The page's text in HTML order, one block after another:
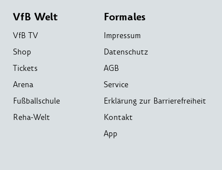
VfB Welt
VfB TV
Shop
Tickets
Arena
Fußballschule
Reha-Welt
Formales
Impressum
Datenschutz
AGB
Service
Erklärung zur Barrierefreiheit
Kontakt
App